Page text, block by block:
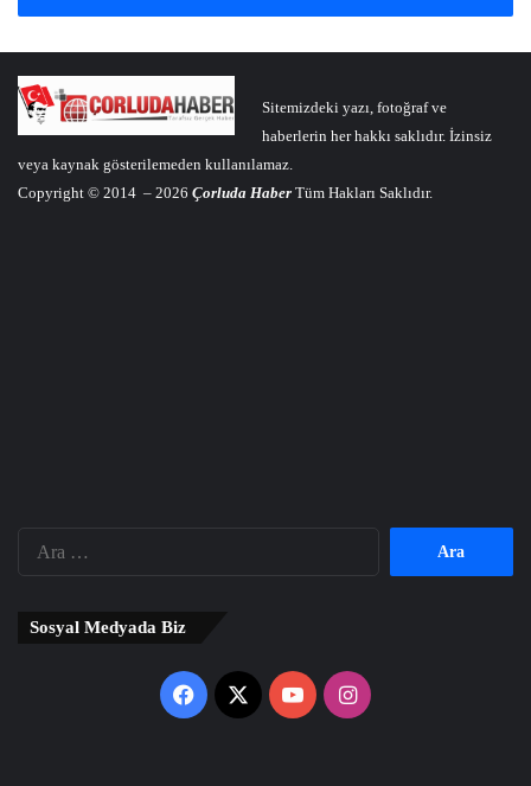
Sitemizdeki yazı, fotoğraf ve
haberlerin her hakkı saklıdır. İzinsiz
veya kaynak gösterilemeden kullanılamaz.
Copyright © 2014 – 2026 Çorluda Haber Tüm Hakları Saklıdır.
Sosyal Medyada Biz
Facebook
X YouTubeInstagram